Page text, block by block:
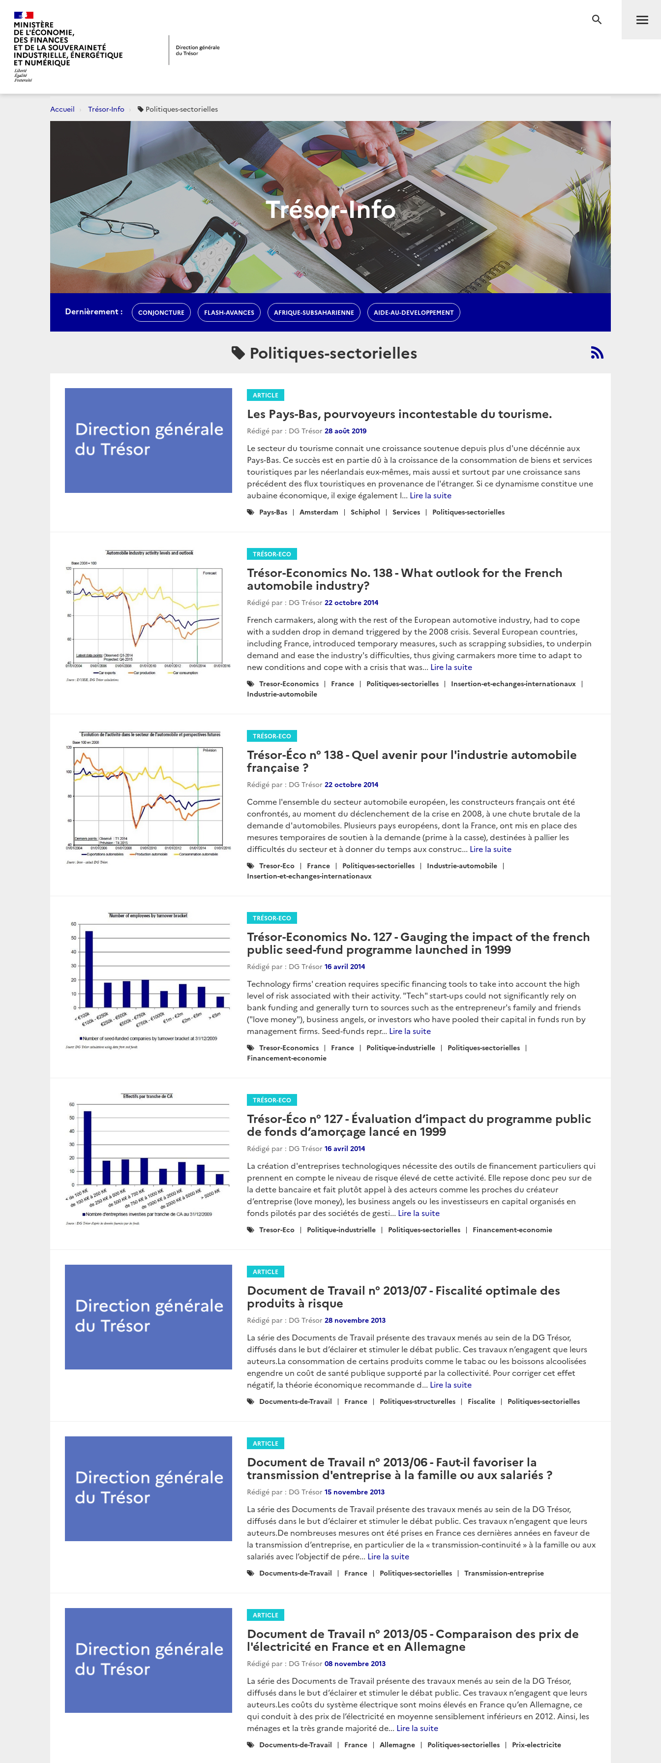
RECHERCHE
Accueil Trésor-Info Politiques-sectorielles
Trésor-Info
Dernièrement : CONJONCTURE FLASH-AVANCES AFRIQUE-SUBSAHARIENNE AIDE-AU-DEVELOPPEMENT
Politiques-sectorielles
ARTICLE
Les Pays-Bas, pourvoyeurs incontestable du tourisme.
Rédigé par : DG Trésor 28 août 2019
Le secteur du tourisme connait une croissance soutenue depuis plus d'une décénnie aux
Pays-Bas. Ce succès est en partie dû à la croissance de la consommation de biens et services
touristiques par les néerlandais eux-mêmes, mais aussi et surtout par une croissance sans
précédent des flux touristiques en provenance de l'étranger. Si ce dynamisme constitue une
aubaine économique, il exige également l... Lire la suite
Catégories
Pays-Bas Amsterdam Schiphol Services Politiques-sectorielles
TRÉSOR-ECO
Trésor-Economics No. 138 - What outlook for the French
automobile industry?
Rédigé par : DG Trésor 22 octobre 2014
French carmakers, along with the rest of the European automotive industry, had to cope
with a sudden drop in demand triggered by the 2008 crisis. Several European countries,
including France, introduced temporary measures, such as scrapping subsidies, to underpin
demand and ease the industry's difficulties, thus giving carmakers more time to adapt to
new conditions and cope with a crisis that was... Lire la suite
Catégories
:
Tresor-Economics France Politiques-sectorielles
Insertion-et-echanges-internationaux
Industrie-automobile
TRÉSOR-ECO
Trésor-Éco n° 138 - Quel avenir pour l'industrie automobile
française ?
Rédigé par : DG Trésor 22 octobre 2014
Comme l'ensemble du secteur automobile européen, les constructeurs français ont été
confrontés, au moment du déclenchement de la crise en 2008, à une chute brutale de la
demande d'automobiles. Plusieurs pays européens, dont la France, ont mis en place des
mesures temporaires de soutien à la demande (prime à la casse), destinées à pallier les
difficultés du secteur et à donner du temps aux construc... Lire la suite
Catégories
:
Tresor-Eco France Politiques-sectorielles
Industrie-automobile
Insertion-et-echanges-internationaux
TRÉSOR-ECO
Trésor-Economics No. 127 - Gauging the impact of the french
public seed-fund programme launched in 1999
Rédigé par : DG Trésor 16 avril 2014
Technology firms' creation requires specific financing tools to take into account the high
level of risk associated with their activity. "Tech" start-ups could not significantly rely on
bank funding and generally turn to sources such as the entrepreneur's family and friends
("love money"), business angels, or investors who have pooled their capital in funds run by
management firms. Seed-funds repr... Lire la suite
Catégories
:
Tresor-Economics France Politique-industrielle
Politiques-sectorielles
Financement-economie
TRÉSOR-ECO
Trésor-Éco n° 127 - Évaluation d’impact du programme public
de fonds d’amorçage lancé en 1999
Rédigé par : DG Trésor 16 avril 2014
La création d'entreprises technologiques nécessite des outils de financement particuliers qui
prennent en compte le niveau de risque élevé de cette activité. Elle repose donc peu sur de
la dette bancaire et fait plutôt appel à des acteurs comme les proches du créateur
d’entreprise (love money), les business angels ou les investisseurs en capital organisés en
fonds pilotés par des sociétés de gesti... Lire la suite
Catégories
Tresor-Eco Politique-industrielle Politiques-sectorielles Financement-economie
ARTICLE
Document de Travail n° 2013/07 - Fiscalité optimale des
produits à risque
Rédigé par : DG Trésor 28 novembre 2013
La série des Documents de Travail présente des travaux menés au sein de la DG Trésor,
diffusés dans le but d’éclairer et stimuler le débat public. Ces travaux n’engagent que leurs
auteurs.La consommation de certains produits comme le tabac ou les boissons alcoolisées
engendre un coût de santé publique supporté par la collectivité. Pour corriger cet effet
négatif, la théorie économique recommande d... Lire la suite
Catégories
Documents-de-Travail France Politiques-structurelles Fiscalite Politiques-sectorielles
ARTICLE
Document de Travail n° 2013/06 - Faut-il favoriser la
transmission d'entreprise à la famille ou aux salariés ?
Rédigé par : DG Trésor 15 novembre 2013
La série des Documents de Travail présente des travaux menés au sein de la DG Trésor,
diffusés dans le but d’éclairer et stimuler le débat public. Ces travaux n’engagent que leurs
auteurs.De nombreuses mesures ont été prises en France ces dernières années en faveur de
la transmission d’entreprise, en particulier de la « transmission-continuité » à la famille ou aux
salariés avec l’objectif de pére... Lire la suite
Catégories
Documents-de-Travail France Politiques-sectorielles Transmission-entreprise
ARTICLE
Document de Travail n° 2013/05 - Comparaison des prix de
l'électricité en France et en Allemagne
Rédigé par : DG Trésor 08 novembre 2013
La série des Documents de Travail présente des travaux menés au sein de la DG Trésor,
diffusés dans le but d’éclairer et stimuler le débat public. Ces travaux n’engagent que leurs
auteurs.Les coûts du système électrique sont moins élevés en France qu’en Allemagne, ce
qui conduit à des prix de l’électricité en moyenne sensiblement inférieurs en 2012. Ainsi, les
ménages et la très grande majorité de... Lire la suite
Catégories
Documents-de-Travail France Allemagne Politiques-sectorielles Prix-electricite